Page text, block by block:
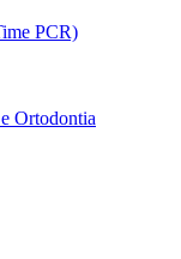
PCR)
Ortodontia